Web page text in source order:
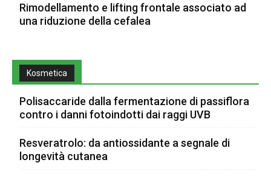
Rimodellamento e lifting frontale associato ad
una riduzione della cefalea
Kosmetica
Polisaccaride dalla fermentazione di passiflora
contro i danni fotoindotti dai raggi UVB
Resveratrolo: da antiossidante a segnale di
longevità cutanea